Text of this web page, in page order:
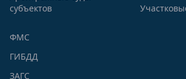
субъектов
ФМС
ГИБДД
ЗАГС